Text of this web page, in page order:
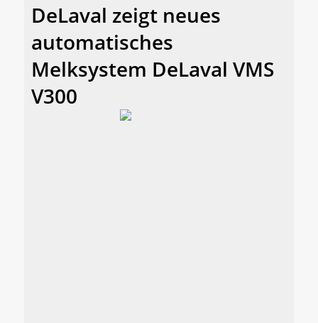
DeLaval zeigt neues
automatisches
Melksystem DeLaval VMS
V300